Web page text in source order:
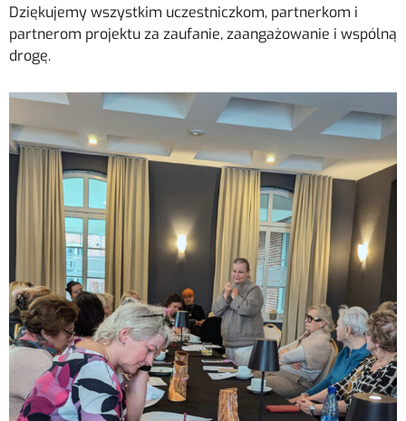
Dziękujemy wszystkim uczestniczkom, partnerkom i
partnerom projektu za zaufanie, zaangażowanie i wspólną
drogę.